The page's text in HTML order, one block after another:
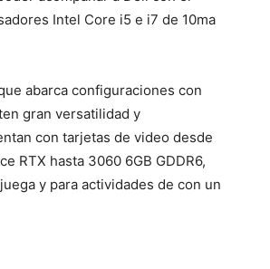
Intel Core i5 e i7 de 10ma
abarca configuraciones con
gran versatilidad y
con tarjetas de video desde
RTX hasta 3060 6GB GDDR6,
y para actividades de con un